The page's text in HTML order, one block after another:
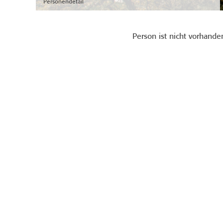
Personendetail
Person ist nicht